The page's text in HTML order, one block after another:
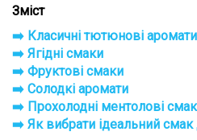
Зміст
➡️ Класичні тютюнові аромати
➡️ Ягідні смаки
➡️ Фруктові смаки
➡️ Солодкі аромати
➡️ Прохолодні ментолові
➡️ Як вибрати ідеальний смак